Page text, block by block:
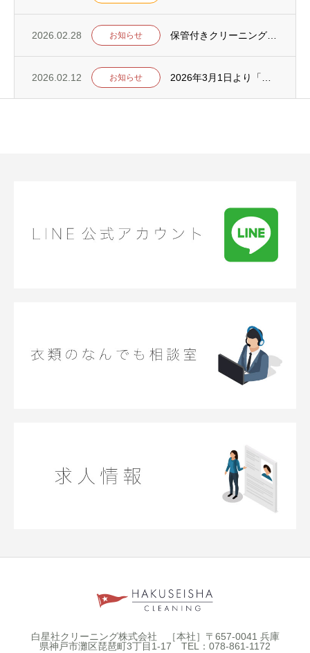
2026.02.28 お知らせ 保管付きクリーニング実施のお知らせ
2026.02.12 お知らせ 2026年3月1日より「ポートアイランド支店・水道筋支店」の定休日を変更いたします
白星社クリーニング株式会社 ［本社］〒657-0041 兵庫
県神戸市灘区琵琶町3丁目1-17 TEL：078-861-1172